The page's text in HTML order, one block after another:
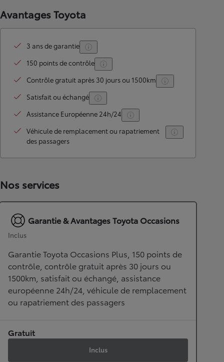
Avantages Toyota
3 ans de garantie
150 points de contrôle
Contrôle gratuit après 30 jours ou 1500km
Satisfait ou échangé
Assistance Européenne 24h/24
Véhicule de remplacement ou rapatriement
des passagers
Nos services
Garantie & Avantages Toyota Occasions
Inclus
Garantie Toyota Occasions Plus, 150 points de
contrôle, contrôle gratuit après 30 jours ou
1500km, satisfait ou échangé, assistance
européenne 24h/24, véhicule de remplacement
ou rapatriement des passagers
Gratuit
Inclus